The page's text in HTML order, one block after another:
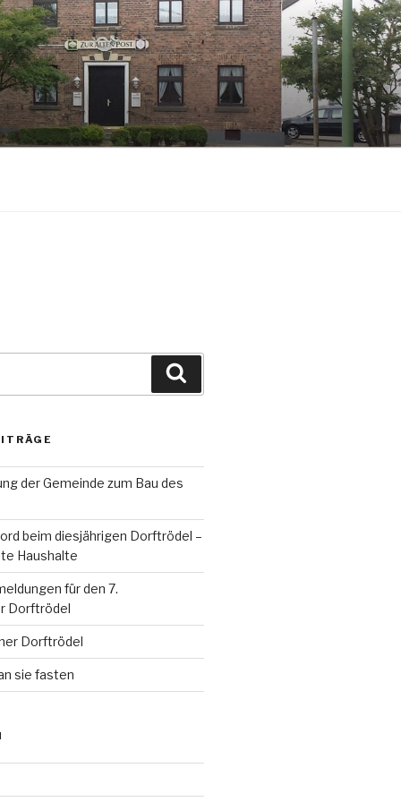
der Gemeinde zum Bau des
beim diesjährigen Dorftrödel –
Haushalte
für den 7.
Dorftrödel
Dorftrödel
sie fasten